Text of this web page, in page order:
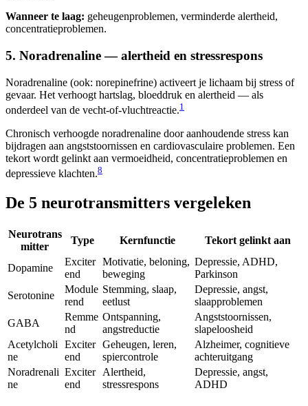
Wanneer te laag: geheugenproblemen, verminderde alertheid,
concentratieproblemen.
5. Noradrenaline — alertheid en stressrespons
Noradrenaline (ook: norepinefrine) activeert je lichaam bij stress of
gevaar. Het verhoogt hartslag, bloeddruk en alertheid — als
onderdeel van de vecht-of-vluchtreactie.1
Chronisch verhoogde noradrenaline door aanhoudende stress kan
bijdragen aan angststoornissen en cardiovasculaire problemen. Een
tekort wordt gelinkt aan vermoeidheid, concentratieproblemen en
depressieve klachten.8
De 5 neurotransmitters vergeleken
Neurotrans
mitter
Type Kernfunctie Tekort gelinkt aan
Dopamine
Exciter
end
Motivatie, beloning,
beweging
Depressie, ADHD,
Parkinson
Serotonine
Module
rend
Stemming, slaap,
eetlust
Depressie, angst,
slaapproblemen
GABA
Remme
nd
Ontspanning,
angstreductie
Angststoornissen,
slapeloosheid
Acetylcholi
ne
Exciter
end
Geheugen, leren,
spiercontrole
Alzheimer, cognitieve
achteruitgang
Noradrenali
ne
Exciter
end
Alertheid,
stressrespons
Depressie, angst,
ADHD